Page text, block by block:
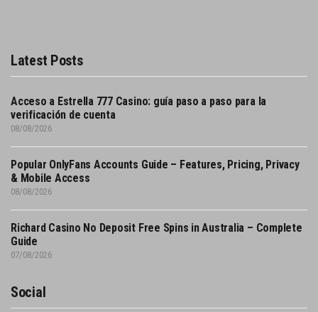
Latest Posts
Acceso a Estrella 777 Casino: guía paso a paso para la
verificación de cuenta
08/08/2026
Popular OnlyFans Accounts Guide – Features, Pricing, Privacy
& Mobile Access
08/08/2026
Richard Casino No Deposit Free Spins in Australia – Complete
Guide
07/08/2026
Social